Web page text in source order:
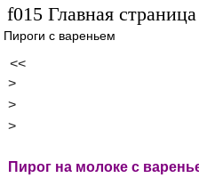
Главная страница
Пироги с вареньем
<<
>
>
>
Пирог на молоке с